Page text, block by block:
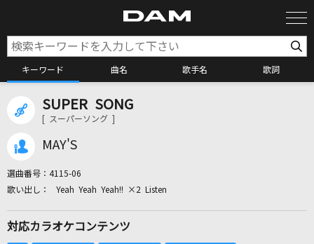
キーワード 曲名 歌手名 歌詞
カラオケ検索
SUPER SONG
[ スーパーソング ]
MAY'S
選曲番号： 4115-06
Yeah Yeah Yeah!! ×2 Listen
対応カラオケコンテンツ